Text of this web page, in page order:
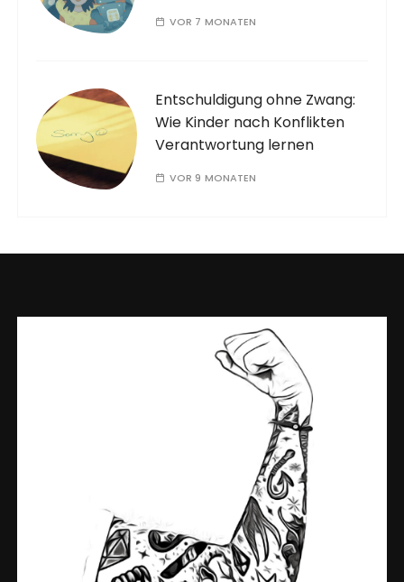
VOR 7 MONATEN
Entschuldigung ohne Zwang:
Wie Kinder nach Konflikten
Verantwortung lernen
VOR 9 MONATEN